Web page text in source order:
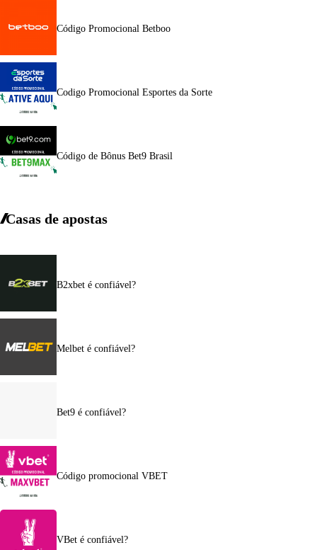
Código Promocional Betboo
Codigo Promocional Esportes da Sorte
Código de Bônus Bet9 Brasil
Casas de apostas
B2xbet é confiável?
Melbet é confiável?
Bet9 é confiável?
Código promocional VBET
VBet é confiável?